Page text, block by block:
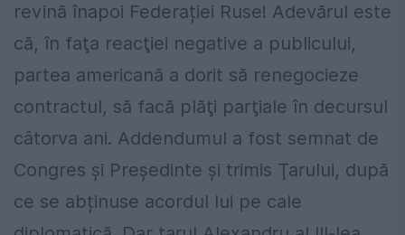
revină înapoi Federației Ruse! Adevărul este
că, în faţa reacţiei negative a publicului,
partea americană a dorit să renegocieze
contractul, să facă plăţi parţiale în decursul
câtorva ani. Addendumul a fost semnat de
Congres şi Preşedinte şi trimis Ţarului, după
ce se abținuse acordul lui pe cale